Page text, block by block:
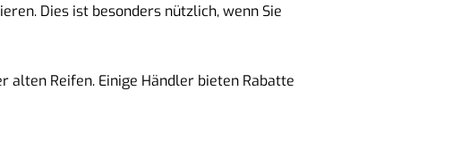
Dies ist besonders nützlich, wenn Sie
Reifen. Einige Händler bieten Rabatte